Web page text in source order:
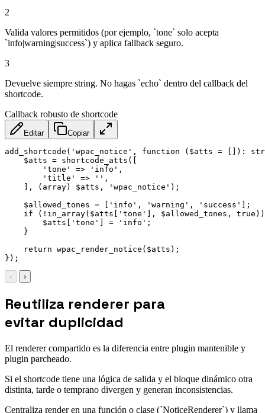
2
Valida valores permitidos (por ejemplo, `tone` solo acepta
`info|warning|success`) y aplica fallback seguro.
3
Devuelve siempre string. No hagas `echo` dentro del callback del
shortcode.
Callback robusto de shortcode
Editar Copiar
add_shortcode('wpac_notice', function ($atts = []):
    $atts = shortcode_atts([
        'tone' => 'info',
        'title' => '',
    ], (array) $atts, 'wpac_notice');
    $allowed_tones = ['info', 'warning', 'success'];
if (!in_array($atts['tone'], $allowed_tones,
        $atts['tone'] = 'info';
    }
    return wpac_render_notice($atts);
});
‹ ›
Reutiliza renderer para
evitar duplicidad
El renderer compartido es la diferencia entre plugin mantenible y
plugin parcheado.
Si el shortcode tiene una lógica de salida y el bloque dinámico otra
distinta, tarde o temprano divergen y generan inconsistencias.
Centraliza render en una función o clase (`NoticeRenderer`) y llama